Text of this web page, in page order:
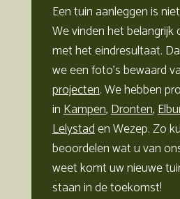
Een tuin aanleggen is
We vinden het belangrijk
met het eindresultaat.
we een foto’s bewaard
projecten. We hebben
inKampen,Dronten,
Lelystaden Wezep. Zo
beoordelen wat u van
weet komt uw nieuwe
staan in de toekomst!